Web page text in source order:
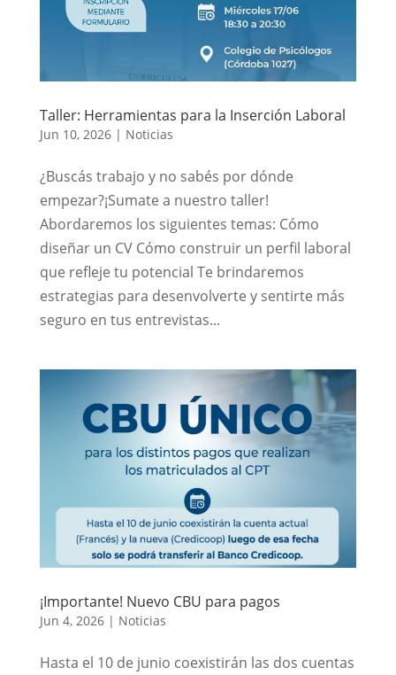
Taller: Herramientas para la Inserción Laboral
Jun 10, 2026| Noticias
¿Buscás trabajo y no sabés por dónde
empezar?¡Sumate a nuestro taller!
Abordaremos los siguientes temas: Cómo
diseñar un CV Cómo construir un perfil laboral
que refleje tu potencial Te brindaremos
estrategias para desenvolverte y sentirte más
seguro en tus entrevistas...
¡Importante! Nuevo CBU para pagos
Jun 4, 2026| Noticias
Hasta el 10 de junio coexistirán las dos cuentas